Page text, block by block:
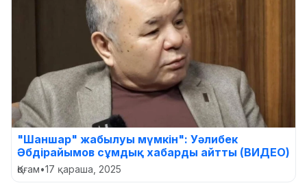
"Шаншар" жабылуы мүмкін": Уәлибек
Әбдірайымов сұмдық хабарды айтты (ВИДЕО)
Қоғам•17 қараша, 2025